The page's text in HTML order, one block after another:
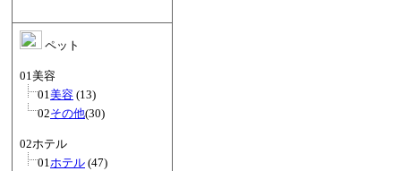
ペット
01美容
01美容 (13)
02その他(30)
02ホテル
01ホテル (47)